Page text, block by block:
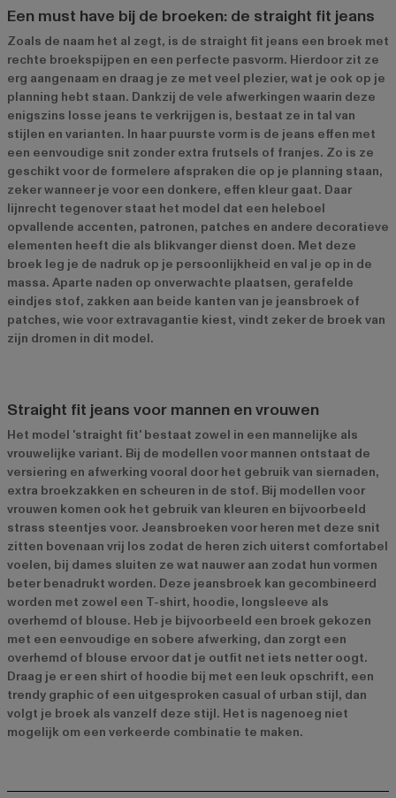
Een must have bij de broeken: de straight fit jeans
Zoals de naam het al zegt, is de straight fit jeans een broek met
rechte broekspijpen en een perfecte pasvorm. Hierdoor zit ze
erg aangenaam en draag je ze met veel plezier, wat je ook op je
planning hebt staan. Dankzij de vele afwerkingen waarin deze
enigszins losse jeans te verkrijgen is, bestaat ze in tal van
stijlen en varianten. In haar puurste vorm is de jeans effen met
een eenvoudige snit zonder extra frutsels of franjes. Zo is ze
geschikt voor de formelere afspraken die op je planning staan,
zeker wanneer je voor een donkere, effen kleur gaat. Daar
lijnrecht tegenover staat het model dat een heleboel
opvallende accenten, patronen, patches en andere decoratieve
elementen heeft die als blikvanger dienst doen. Met deze
broek leg je de nadruk op je persoonlijkheid en val je op in de
massa. Aparte naden op onverwachte plaatsen, gerafelde
eindjes stof, zakken aan beide kanten van je jeansbroek of
patches, wie voor extravagantie kiest, vindt zeker de broek van
zijn dromen in dit model.
Straight fit jeans voor mannen en vrouwen
Het model 'straight fit' bestaat zowel in een mannelijke als
vrouwelijke variant. Bij de modellen voor mannen ontstaat de
versiering en afwerking vooral door het gebruik van siernaden,
extra broekzakken en scheuren in de stof. Bij modellen voor
vrouwen komen ook het gebruik van kleuren en bijvoorbeeld
strass steentjes voor. Jeansbroeken voor heren met deze snit
zitten bovenaan vrij los zodat de heren zich uiterst comfortabel
voelen, bij dames sluiten ze wat nauwer aan zodat hun vormen
beter benadrukt worden. Deze jeansbroek kan gecombineerd
worden met zowel een T-shirt, hoodie, longsleeve als
overhemd of blouse. Heb je bijvoorbeeld een broek gekozen
met een eenvoudige en sobere afwerking, dan zorgt een
overhemd of blouse ervoor dat je outfit net iets netter oogt.
Draag je er een shirt of hoodie bij met een leuk opschrift, een
trendy graphic of een uitgesproken casual of urban stijl, dan
volgt je broek als vanzelf deze stijl. Het is nagenoeg niet
mogelijk om een verkeerde combinatie te maken.